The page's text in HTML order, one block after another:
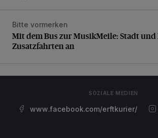
Mit dem Bus zur MusikMeile: Stadt und
Bitte vormerken
Mit dem Bus zur MusikMeile: Stadt und
Zusatzfahrten an
SOZIALE MEDIEN
www.facebook.com/erftkurier/